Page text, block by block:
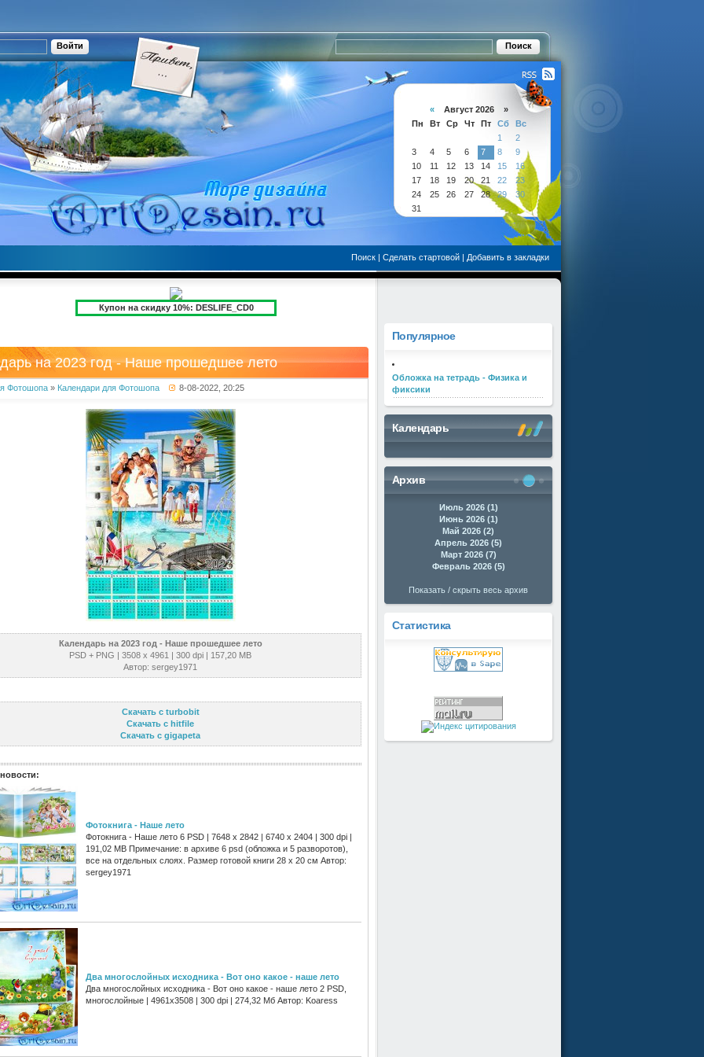
« Август 2026 »
Пн
Вт Ср Чт Пт Сб
Вс
1
2
3
4 5 6 7 8
9
10
11 12 13 14 15
16
17
18 19 20 21 22
23
24
25 26 27 28 29
30
31
Поиск | Сделать стартовой | Добавить в закладки
Купон на скидку 10%: DESLIFE_CD0
на 2023 год - Наше прошедшее лето
Фотошопа » Календари для Фотошопа 8-08-2022, 20:25
Календарь на 2023 год - Наше прошедшее лето
PSD + PNG | 3508 x 4961 | 300 dpi | 157,20 MB
Автор: sergey1971
Скачать с turbobit
Скачать с hitfile
Скачать с gigapeta
Фотокнига - Наше лето
Фотокнига - Наше лето 6 PSD | 7648 x 2842 | 6740 x 2404 | 300 dpi |
191,02 MB Примечание: в архиве 6 psd (обложка и 5 разворотов),
все на отдельных слоях. Размер готовой книги 28 x 20 см Автор:
sergey1971
Два многослойных исходника - Вот оно какое - наше лето
Два многослойных исходника - Вот оно какое - наше лето 2 PSD,
многослойные | 4961x3508 | 300 dpi | 274,32 Мб Автор: Koaress
Популярное
Обложка на тетрадь - Физика и
фиксики
Календарь
Архив
Июль 2026 (1)
Июнь 2026 (1)
Май 2026 (2)
Апрель 2026 (5)
Март 2026 (7)
Февраль 2026 (5)
Показать / скрыть весь архив
Статистика